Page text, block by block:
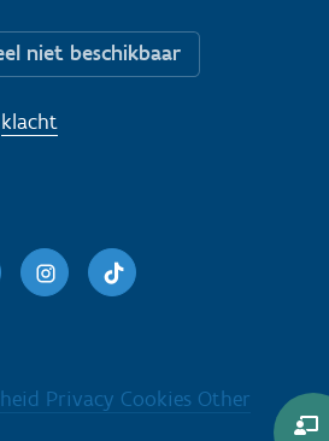
niet beschikbaar
klacht
YoutubeInstagram
Privacy Cookies Other